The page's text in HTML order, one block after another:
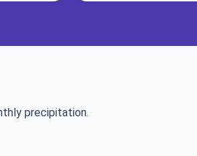
precipitation.